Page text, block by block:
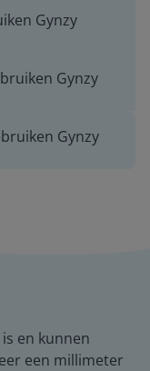
Gynzy
Gynzy
Gynzy
en kunnen
een millimeter